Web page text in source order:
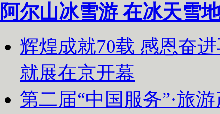
阿尔山冰雪游 在冰天雪
辉煌成就70载 感恩奋
就展在京开幕
第二届“中国服务”·旅